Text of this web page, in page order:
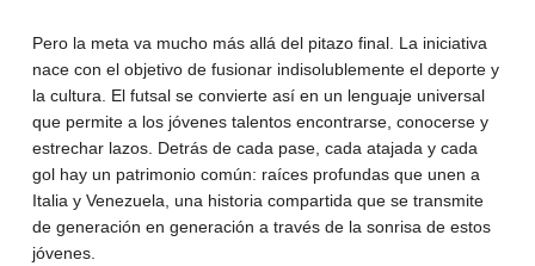
Pero la meta va mucho más allá del pitazo final. La iniciativa
nace con el objetivo de fusionar indisolublemente el deporte y
la cultura. El futsal se convierte así en un lenguaje universal
que permite a los jóvenes talentos encontrarse, conocerse y
estrechar lazos. Detrás de cada pase, cada atajada y cada
gol hay un patrimonio común: raíces profundas que unen a
Italia y Venezuela, una historia compartida que se transmite
de generación en generación a través de la sonrisa de estos
jóvenes.